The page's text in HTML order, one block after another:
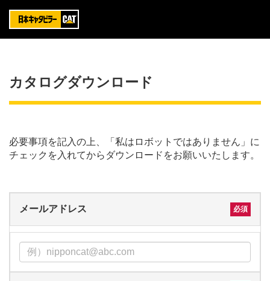
カタログダウンロード
必要事項を記入の上、「私はロボットではありません」に
チェックを入れてからダウンロードをお願いいたします。
メールアドレス